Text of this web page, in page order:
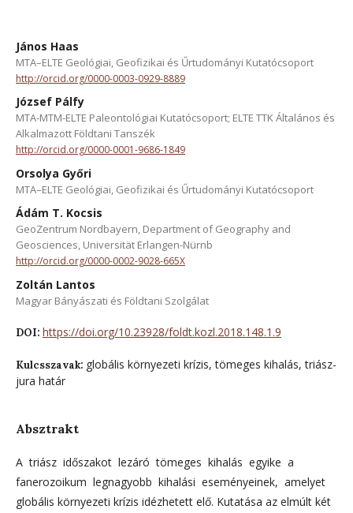
János Haas
MTA–ELTE Geológiai, Geofizikai és Űrtudományi Kutatócsoport
http://orcid.org/0000-0003-0929-8889
József Pálfy
MTA-MTM-ELTE Paleontológiai Kutatócsoport; ELTE TTK Általános és
Alkalmazott Földtani Tanszék
http://orcid.org/0000-0001-9686-1849
Orsolya Győri
MTA–ELTE Geológiai, Geofizikai és Űrtudományi Kutatócsoport
Ádám T. Kocsis
GeoZentrum Nordbayern, Department of Geography and
Geosciences, Universität Erlangen-Nürnb
http://orcid.org/0000-0002-9028-665X
Zoltán Lantos
Magyar Bányászati és Földtani Szolgálat
DOI: https://doi.org/10.23928/foldt.kozl.2018.148.1.9
Kulcsszavak: globális környezeti krízis, tömeges kihalás, triász-
jura határ
Absztrakt
A triász időszakot lezáró tömeges kihalás egyike a
fanerozoikum legnagyobb kihalási eseményeinek, amelyet
globális környezeti krízis idézhetett elő. Kutatása az elmúlt két